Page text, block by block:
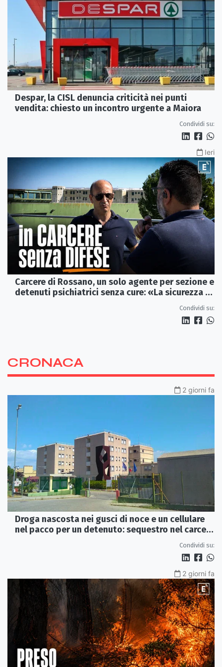
Despar, la CISL denuncia criticità nei punti
vendita: chiesto un incontro urgente a Maiora
Condividi su:
Ieri
Carcere di Rossano, un solo agente per sezione e
detenuti psichiatrici senza cure: «La sicurezza è
Condividi su:
CRONACA
2 giorni fa
Droga nascosta nei gusci di noce e un cellulare
nel pacco per un detenuto: sequestro nel carcere
Condividi su:
2 giorni fa